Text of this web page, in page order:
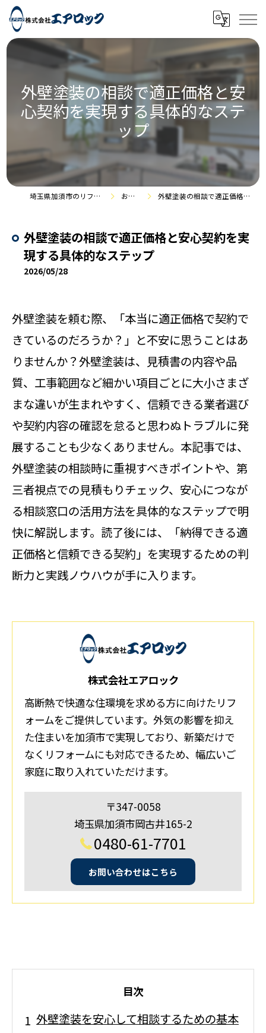
外壁塗装の相談で適正価格と安
心契約を実現する具体的なステ
ップ
埼玉県加須市のリフォームなら株式会社エアロック お役立ち情報 外壁塗装の相談で適正価格と安心契約を実現する具体的なステップ
外壁塗装の相談で適正価格と安心契約を実
現する具体的なステップ
2026/05/28
外壁塗装を頼む際、「本当に適正価格で契約で
きているのだろうか？」と不安に思うことはあ
りませんか？外壁塗装は、見積書の内容や品
質、工事範囲など細かい項目ごとに大小さまざ
まな違いが生まれやすく、信頼できる業者選び
や契約内容の確認を怠ると思わぬトラブルに発
展することも少なくありません。本記事では、
外壁塗装の相談時に重視すべきポイントや、第
三者視点での見積もりチェック、安心につなが
る相談窓口の活用方法を具体的なステップで明
快に解説します。読了後には、「納得できる適
正価格と信頼できる契約」を実現するための判
断力と実践ノウハウが手に入ります。
株式会社エアロック
高断熱で快適な住環境を求める方に向けたリフ
ォームをご提供しています。外気の影響を抑え
た住まいを加須市で実現しており、新築だけで
なくリフォームにも対応できるため、幅広いご
家庭に取り入れていただけます。
〒347-0058
埼玉県加須市岡古井165-2
0480-61-7701
お問い合わせはこちら
目次
外壁塗装を安心して相談するための基本